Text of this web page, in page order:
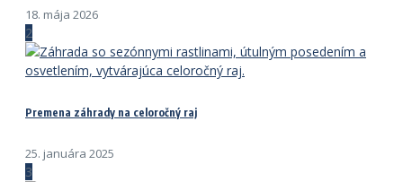
18. mája 2026
2
Premena záhrady na celoročný raj
25. januára 2025
3